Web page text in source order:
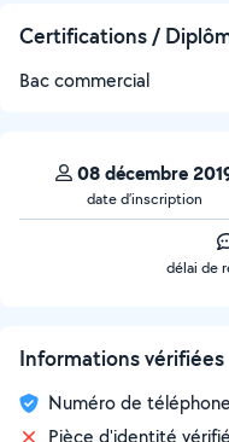
Certifications /
Bac commercial
08 décembre
date d’inscription
délai de
Informations vérifiées
Numéro de
Pièce d'identité